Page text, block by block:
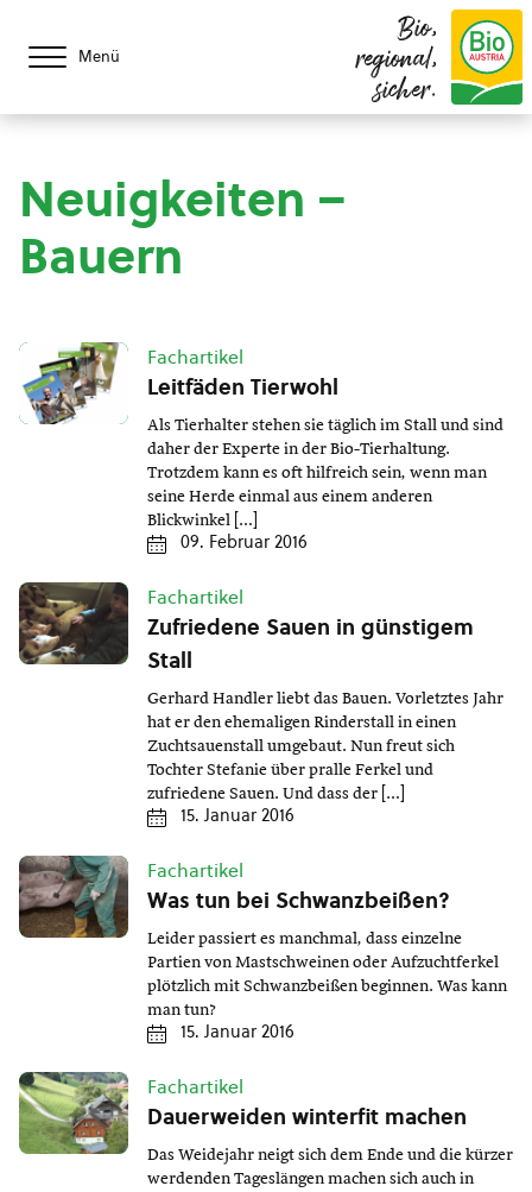
Menü
Bio,
regional,
sicher.
Neuigkeiten –
Bauern
Fachartikel
Leitfäden Tierwohl
Als Tierhalter stehen sie täglich im Stall und sind
daher der Experte in der Bio-Tierhaltung.
Trotzdem kann es oft hilfreich sein, wenn man
seine Herde einmal aus einem anderen
Blickwinkel […]
09. Februar 2016
Fachartikel
Zufriedene Sauen in günstigem
Stall
Gerhard Handler liebt das Bauen. Vorletztes Jahr
hat er den ehemaligen Rinderstall in einen
Zuchtsauenstall umgebaut. Nun freut sich
Tochter Stefanie über pralle Ferkel und
zufriedene Sauen. Und dass der […]
15. Januar 2016
Fachartikel
Was tun bei Schwanzbeißen?
Leider passiert es manchmal, dass einzelne
Partien von Mastschweinen oder Aufzuchtferkel
plötzlich mit Schwanzbeißen beginnen. Was kann
man tun?
15. Januar 2016
Fachartikel
Dauerweiden winterfit machen
Das Weidejahr neigt sich dem Ende und die kürzer
werdenden Tageslängen machen sich auch in